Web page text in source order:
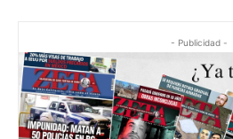
- Publicidad -